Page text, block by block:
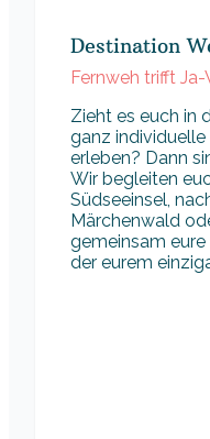
Destination
Fernweh trifft
Zieht es euch in
ganz
erleben? Dann
Wir begleiten
Südseeinsel,
Märchenwald
gemeinsam eure
der eurem